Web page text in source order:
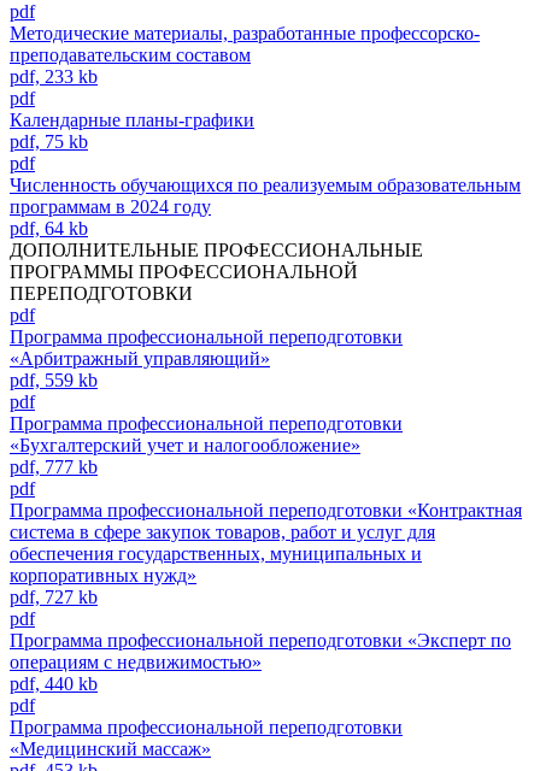
pdf
Методические материалы, разработанные профессорско-
преподавательским составом
pdf, 233 kb
pdf
Календарные планы-графики
pdf, 75 kb
pdf
Численность обучающихся по реализуемым образовательным
программам в 2024 году
pdf, 64 kb
ДОПОЛНИТЕЛЬНЫЕ ПРОФЕССИОНАЛЬНЫЕ
ПРОГРАММЫ ПРОФЕССИОНАЛЬНОЙ
ПЕРЕПОДГОТОВКИ
pdf
Программа профессиональной переподготовки
«Арбитражный управляющий»
pdf, 559 kb
pdf
Программа профессиональной переподготовки
«Бухгалтерский учет и налогообложение»
pdf, 777 kb
pdf
Программа профессиональной переподготовки «Контрактная
система в сфере закупок товаров, работ и услуг для
обеспечения государственных, муниципальных и
корпоративных нужд»
pdf, 727 kb
pdf
Программа профессиональной переподготовки «Эксперт по
операциям с недвижимостью»
pdf, 440 kb
pdf
Программа профессиональной переподготовки
«Медицинский массаж»